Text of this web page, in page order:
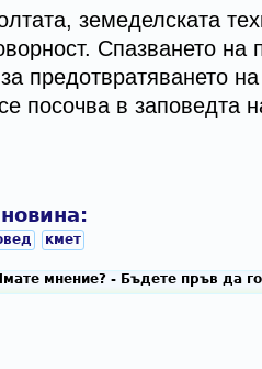
земеделската
Спазването на
предотвратяването
посочва в заповедта
кмет
мнение? - Бъдете пръв да го